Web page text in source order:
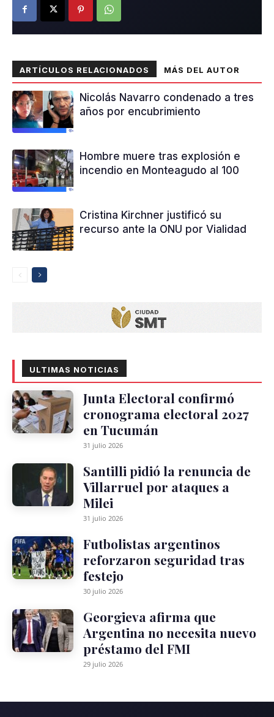
ARTÍCULOS RELACIONADOS MÁS DEL AUTOR
Nicolás Navarro condenado a tres
años por encubrimiento
Hombre muere tras explosión e
incendio en Monteagudo al 100
Cristina Kirchner justificó su
recurso ante la ONU por Vialidad
ULTIMAS NOTICIAS
Junta Electoral confirmó
cronograma electoral 2027
en Tucumán
31 julio 2026
Santilli pidió la renuncia de
Villarruel por ataques a
Milei
31 julio 2026
Futbolistas argentinos
reforzaron seguridad tras
festejo
30 julio 2026
Georgieva afirma que
Argentina no necesita nuevo
préstamo del FMI
29 julio 2026